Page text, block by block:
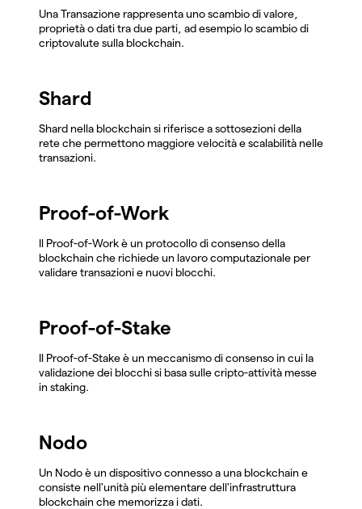
Una Transazione rappresenta uno scambio di valore,
proprietà o dati tra due parti, ad esempio lo scambio di
criptovalute sulla blockchain.
Shard
Shard nella blockchain si riferisce a sottosezioni della
rete che permettono maggiore velocità e scalabilità nelle
transazioni.
Proof-of-Work
Il Proof-of-Work è un protocollo di consenso della
blockchain che richiede un lavoro computazionale per
validare transazioni e nuovi blocchi.
Proof-of-Stake
Il Proof-of-Stake è un meccanismo di consenso in cui la
validazione dei blocchi si basa sulle cripto-attività messe
in staking.
Nodo
Un Nodo è un dispositivo connesso a una blockchain e
consiste nell'unità più elementare dell'infrastruttura
blockchain che memorizza i dati.